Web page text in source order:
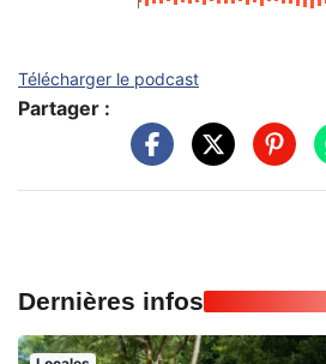
Télécharger le podcast
Partager :
Dernières infos